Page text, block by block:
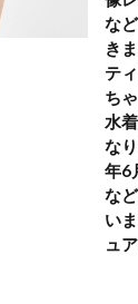
な
き
テ
ち
水
な
年6
な
い
ュア